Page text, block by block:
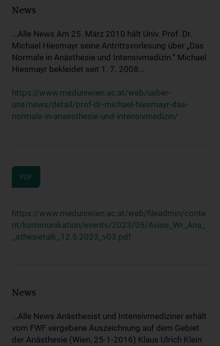
News
...Alle News Am 25. März 2010 hält Univ. Prof. Dr.
Michael Hiesmayr seine Antrittsvorlesung über „Das
Normale in Anästhesie und Intensivmedizin.“ Michael
Hiesmayr bekleidet seit 1. 7. 2008...
https://www.meduniwien.ac.at/web/ueber-
uns/news/detail/prof-dr-michael-hiesmayr-das-
normale-in-anaesthesie-und-intensivmedizin/
PDF
https://www.meduniwien.ac.at/web/fileadmin/conte
nt/kommunikation/events/2023/05/Aviso_Wr_Ana_
_sthesietalk_12.5.2023_v03.pdf
News
...Alle News Anästhesist und Intensivmediziner erhält
vom FWF vergebene Auszeichnung auf dem Gebiet
der Anästhesie (Wien, 25-1-2016) Klaus Ulrich Klein